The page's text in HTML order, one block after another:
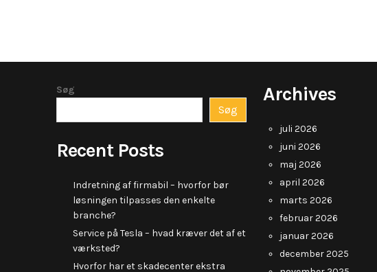
Søg
Søg
Recent Posts
Indretning af firmabil – hvorfor bør
løsningen tilpasses den enkelte
branche?
Service på Tesla – hvad kræver det af et
værksted?
Hvorfor har et skadecenter ekstra
Archives
juli 2026
juni 2026
maj 2026
april 2026
marts 2026
februar 2026
januar 2026
december 2025